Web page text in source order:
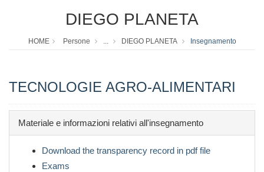
DIEGO PLANETA
HOME Persone ... DIEGO PLANETA Insegnamento
TECNOLOGIE AGRO-ALIMENTARI
Materiale e informazioni relativi all'insegnamento
Download the transparency record in pdf file
Exams